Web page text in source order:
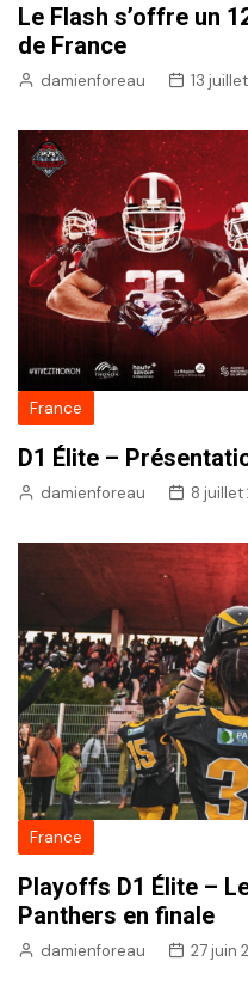
Le Flash s’offre un
de France
damienforeau 13
France
D1 Élite –
damienforeau 8 juillet
France
Playoffs D1 Élite –
Panthers en finale
damienforeau 27 juin